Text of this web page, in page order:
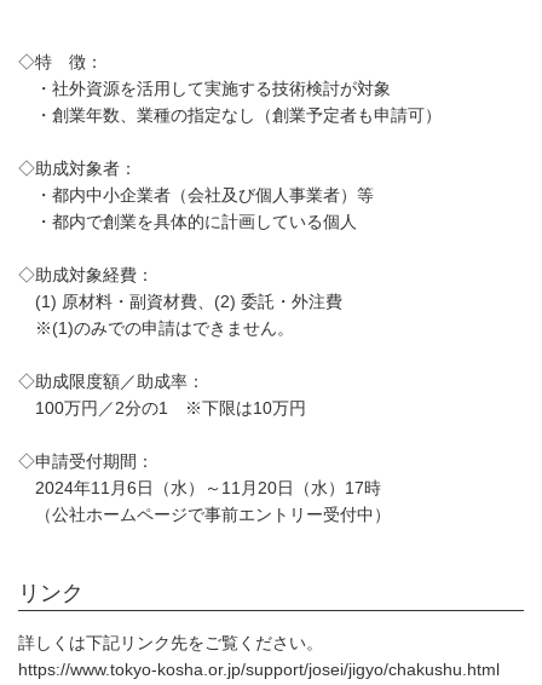
◇特 徴：
・社外資源を活用して実施する技術検討が対象
・創業年数、業種の指定なし（創業予定者も申請可）
◇助成対象者：
・都内中小企業者（会社及び個人事業者）等
・都内で創業を具体的に計画している個人
◇助成対象経費：
(1) 原材料・副資材費、(2) 委託・外注費
※(1)のみでの申請はできません。
◇助成限度額／助成率：
100万円／2分の1 ※下限は10万円
◇申請受付期間：
2024年11月6日（水）～11月20日（水）17時
（公社ホームページで事前エントリー受付中）
リンク
詳しくは下記リンク先をご覧ください。
https://www.tokyo-kosha.or.jp/support/josei/jigyo/chakushu.html